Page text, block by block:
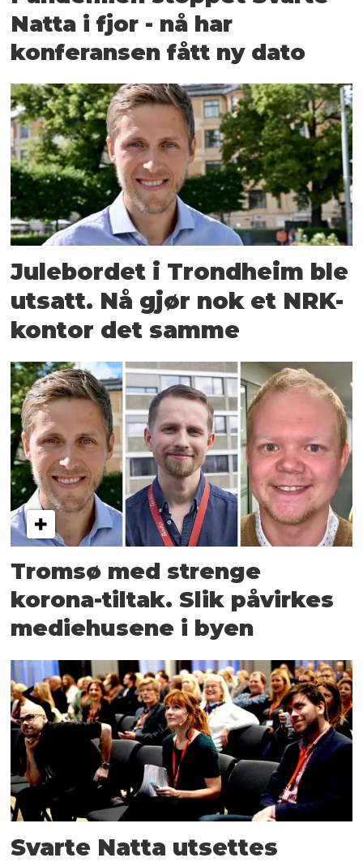
Natta i fjor - nå har
konferansen fått ny dato
Julebordet i Trondheim ble
utsatt. Nå gjør nok et NRK-
kontor det samme
Tromsø med strenge
korona-tiltak. Slik påvirkes
medie­husene i byen
Svarte Natta utsettes